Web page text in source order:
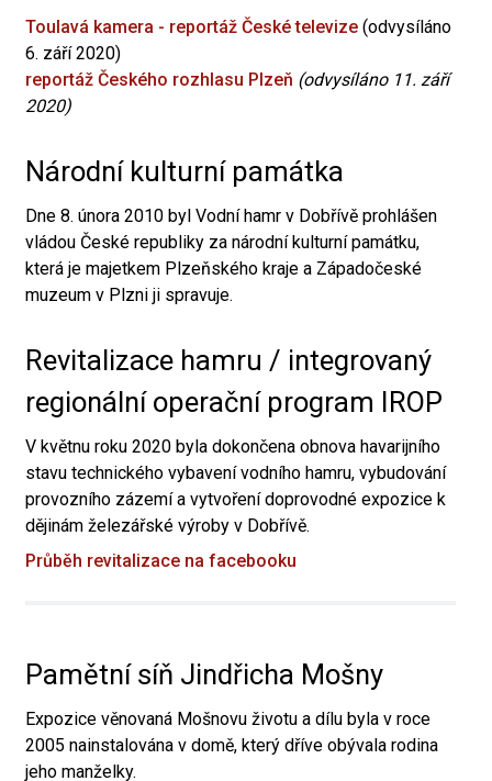
Toulavá kamera - reportáž České televize (odvysíláno
6. září 2020)
reportáž Českého rozhlasu Plzeň (odvysíláno 11. září
2020)
Národní kulturní památka
Dne 8. února 2010 byl Vodní hamr v Dobřívě prohlášen
vládou České republiky za národní kulturní památku,
která je majetkem Plzeňského kraje a Západočeské
muzeum v Plzni ji spravuje.
Revitalizace hamru / integrovaný
regionální operační program IROP
V květnu roku 2020 byla dokončena obnova havarijního
stavu technického vybavení vodního hamru, vybudování
provozního zázemí a vytvoření doprovodné expozice k
dějinám železářské výroby v Dobřívě.
Průběh revitalizace na facebooku
Pamětní síň Jindřicha Mošny
Expozice věnovaná Mošnovu životu a dílu byla v roce
2005 nainstalována v domě, který dříve obývala rodina
jeho manželky.